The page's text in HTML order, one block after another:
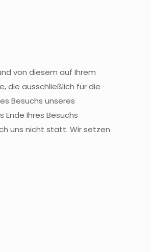
von diesem auf Ihrem
die ausschließlich für die
Besuchs unseres
Ihres Besuchs
uns nicht statt. Wir setzen